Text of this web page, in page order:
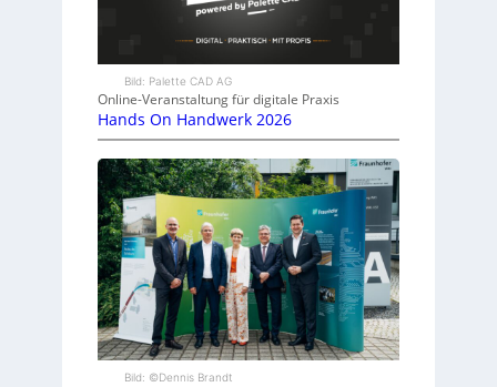
Bild: Palette CAD AG
Online-Veranstaltung für digitale Praxis
Hands On Handwerk 2026
Bild: ©Dennis Brandt